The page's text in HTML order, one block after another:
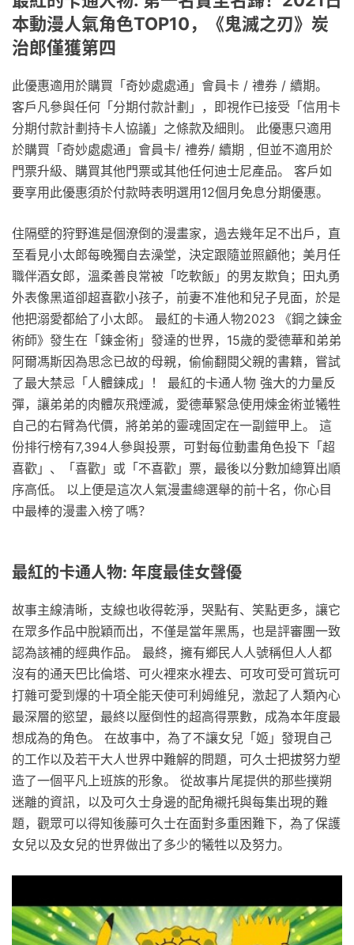
本動漫人氣角色TOP10，《鬼滅之刃》炭
治郎僅獲第四
此優惠適用於購買「奇妙處處通」會員卡 / 禮券 / 續期。
客戶凡參與任何「分期付款計劃」，即視作已接受「信用卡
分期付款計劃持卡人協議」之條款及細則。 此優惠只適用
於購買「奇妙處處通」會員卡/ 禮券/ 續期﹐但並不適用於
門票升級、購買其他門票或其他任何迪士尼產品。 客戶如
要享用此優惠須於付款時表明選用12個月免息分期優惠。
住隔壁的狩野進是個潦倒的漫畫家，過去幾年足不出戶，直
至看見小太郎每晚獨自去澡堂，決定跟隨並照顧他；美月任
職伴酒女郎，溫柔善良常被「吃軟飯」的男友欺負；田丸勇
外表像黑道卻超喜歡小孩子，前妻不准他和兒子見面，於是
他把溺愛都給了小太郎。 最紅的卡通人物2023 《鋼之鍊金
術師》發生在「鍊金術」發達的世界，15歲的愛德華和弟弟
阿爾馮斯因為思念已故的母親，偷偷翻閱父親的書籍，嘗試
了最大禁忌「人體鍊成」！ 最紅的卡通人物 強大的力量反
彈，讓弟弟的肉體灰飛煙滅，愛德華緊急使用煉金術並犧牲
自己的右臂為代價，將弟弟的靈魂固定在一副鎧甲上。 這
份排行榜有7,394人參與投票，可對每位動畫角色投下「超
喜歡」、「喜歡」或「不喜歡」票，最後以分數加總算出順
序高低。 以上便是這次人氣漫畫總選舉的前十名，你心目
中最棒的漫畫入榜了嗎？
最紅的卡通人物: 年度最佳女聲優
故事主線清晰，支線也收得乾淨，哭點有、笑點更多，讓它
在眾多作品中脫穎而出，不僅是當年黑馬，也是評審團一致
認為該補的經典作品。 最終，擁有鄉民人人號稱但人人都
沒有的通天巴比倫塔、可火裡來水裡去、可攻可受可賞玩可
打雜可愛到爆的十項全能天使可利姆維兒，激起了人類內心
最深層的慾望，最終以壓倒性的超高得票數，成為本年度最
想成為的角色。 在故事中，為了不讓女兒「姬」發現自己
的工作以及若干大人世界中難解的問題，可久士把拔努力塑
造了一個平凡上班族的形象。 從故事片尾提供的那些撲朔
迷離的資訊，以及可久士身邊的配角襯托與每集出現的難
題，觀眾可以得知後藤可久士在面對多重困難下，為了保護
女兒以及女兒的世界做出了多少的犧牲以及努力。